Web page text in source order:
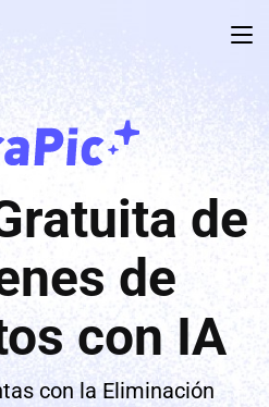
de
de
con IA
con la Eliminación